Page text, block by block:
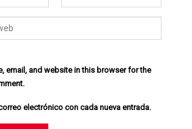
email, and website in this browser for the
electrónico con cada nueva entrada.